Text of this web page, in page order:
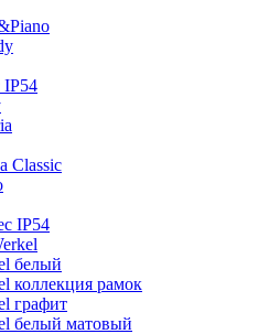
Classic
IP54
белый
коллекция рамок
графит
белый матовый